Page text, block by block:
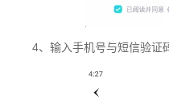
4、输入手机号与短信验证